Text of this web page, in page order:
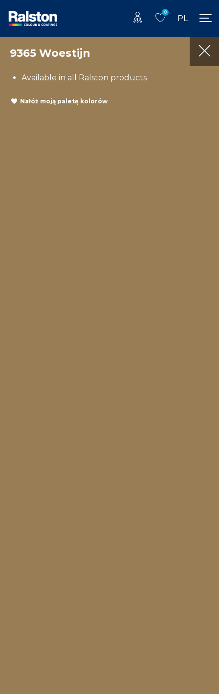
0
PL
9365 Woestijn
Available in all Ralston products
Nałóż moją paletę kolorów